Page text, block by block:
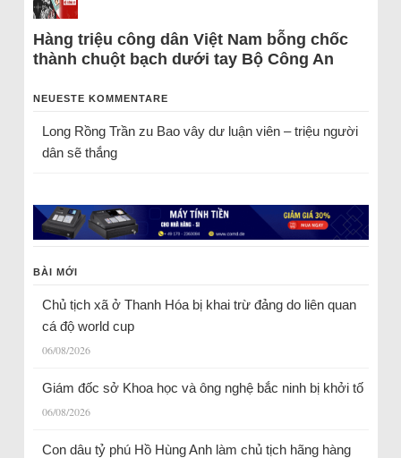
Hàng triệu công dân Việt Nam bỗng chốc
thành chuột bạch dưới tay Bộ Công An
NEUESTE KOMMENTARE
Long Rồng Trầnzu Bao vây dư luận viên – triệu người
dân sẽ thắng
BÀI MỚI
Chủ tịch xã ở Thanh Hóa bị khai trừ đảng do liên quan
cá độ world cup
06/08/2026
Giám đốc sở Khoa học và ông nghệ bắc ninh bị khởi tố
06/08/2026
Con dâu tỷ phú Hồ Hùng Anh làm chủ tịch hãng hàng